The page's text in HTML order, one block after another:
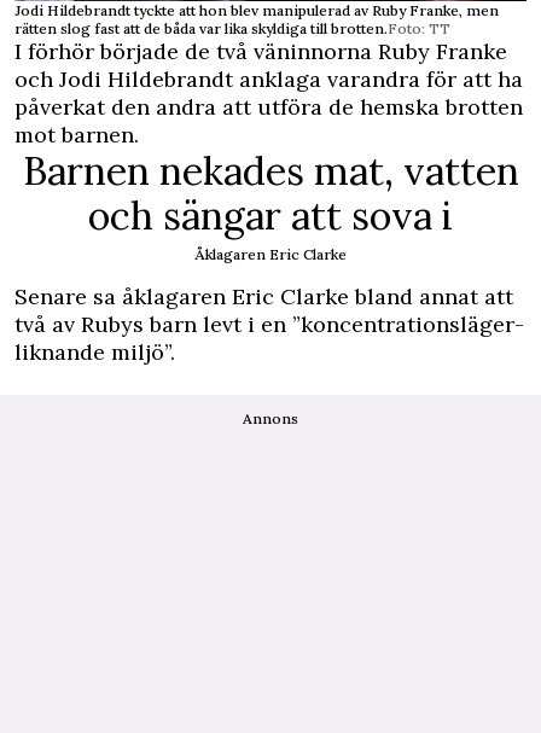
Jodi Hildebrandt tyckte att hon blev manipulerad av Ruby Franke, men
rätten slog fast att de båda var lika skyldiga till brotten.Foto: TT
I förhör började de två väninnorna Ruby Franke
och Jodi Hildebrandt anklaga varandra för att ha
påverkat den andra att utföra de hemska brotten
mot barnen.
Barnen nekades mat, vatten
och sängar att sova i
Åklagaren Eric Clarke
Senare sa åklagaren Eric Clarke bland annat att
två av Rubys barn levt i en ”koncentrationsläger-
liknande miljö”.
Annons